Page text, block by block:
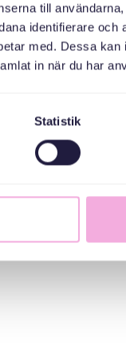
till
identifierare och
med. Dessa
in när du har
Statistik